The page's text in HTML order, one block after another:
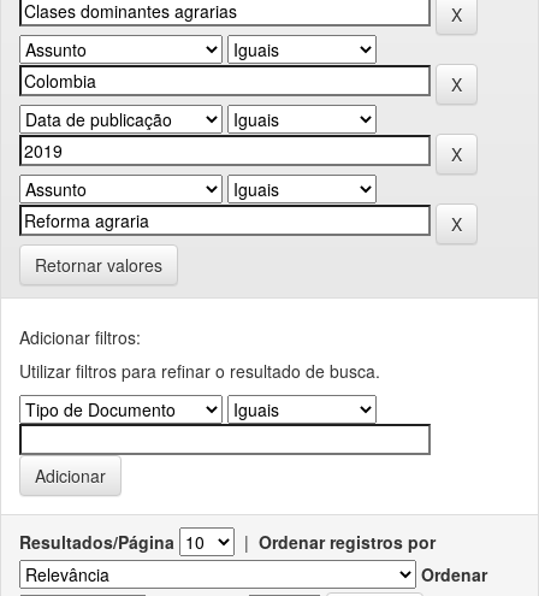
Retornar valores
Adicionar filtros:
Utilizar filtros para refinar o resultado de busca.
Resultados/Página | Ordenar registros por
Ordenar